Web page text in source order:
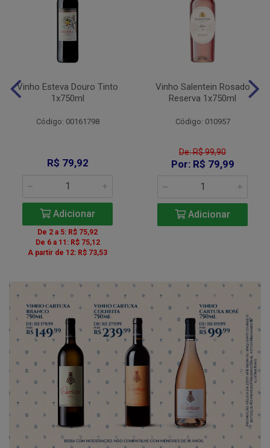
Vinho Esteva Douro Tinto
1x750ml
Código: 00161798
R$ 79,92
Adicionar
De 2 a 5: R$ 75,92
De 6 a 11: R$ 75,12
A partir de 12: R$ 73,53
Vinho Salentein Rosado
Reserva 1x750ml
Código: 010957
De: R$ 99,90
Por: R$ 79,99
Adicionar